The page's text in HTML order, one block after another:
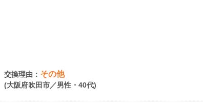
交換理由： その他
(大阪府吹田市／男性・40代)